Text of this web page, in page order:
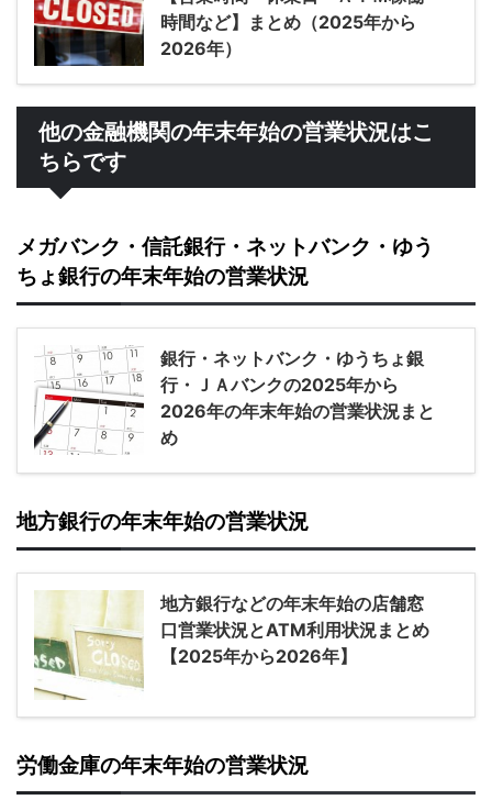
時間など】まとめ（2025年から
2026年）
他の金融機関の年末年始の営業状況はこ
ちらです
メガバンク・信託銀行・ネットバンク・ゆう
ちょ銀行の年末年始の営業状況
銀行・ネットバンク・ゆうちょ銀
行・ＪＡバンクの2025年から
2026年の年末年始の営業状況まと
め
地方銀行の年末年始の営業状況
地方銀行などの年末年始の店舗窓
口営業状況とATM利用状況まとめ
【2025年から2026年】
労働金庫の年末年始の営業状況